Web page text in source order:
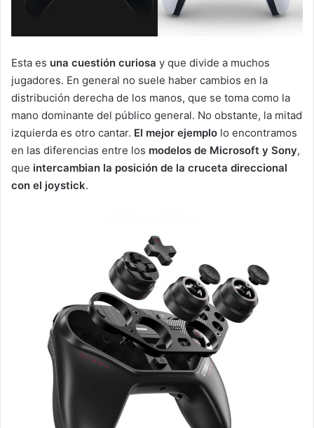
Esta es una cuestión curiosa y que divide a muchos
jugadores. En general no suele haber cambios en la
distribución derecha de los manos, que se toma como la
mano dominante del público general. No obstante, la mitad
izquierda es otro cantar. El mejor ejemplo lo encontramos
en las diferencias entre los modelos de Microsoft y Sony,
que intercambian la posición de la cruceta direccional
con el joystick.